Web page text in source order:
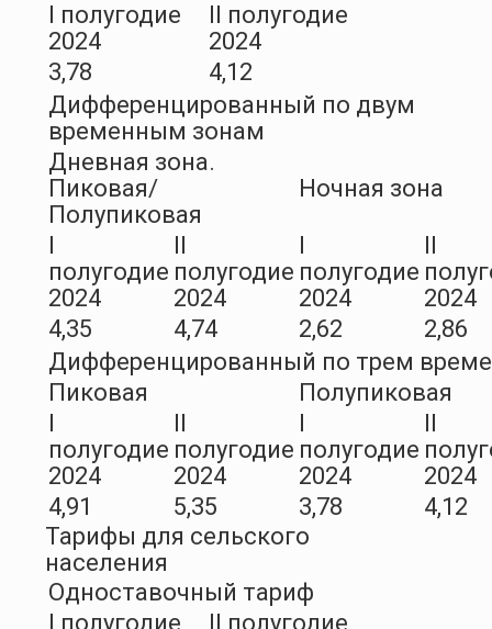
I полугодие
2024
II полугодие
2024
3,78
4,12
Дифференцированный по двум
временным зонам
Дневная зона.
Пиковая/
Полупиковая
Ночная зона
полугодие
2024
полугодие
2024
полугодие
2024
2024
4,35
4,74 2,62
2,86
Дифференцированный по трем
Пиковая
Полупиковая
полугодие
2024
полугодие
2024
полугодие
2024
2024
4,91
5,35 3,78
4,12
Тарифы для сельского
населения
Одноставочный тариф
I полугодие
II полугодие